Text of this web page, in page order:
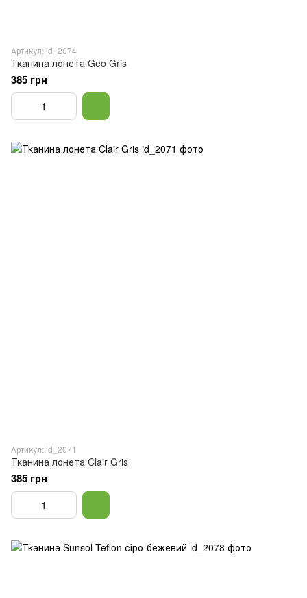
Артикул: id_2074
Тканина лонета Geo Gris
385 грн
Артикул: id_2071
Тканина лонета Clair Gris
385 грн